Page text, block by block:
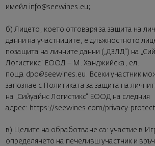
имейл info@seewines.eu ;
б) Лицето, което отговаря за защита на
данни на участниците, е длъжностното
позащита на личните данни („ДЗЛД“) на
Логистикс“ ЕООД – М. Ханджийска, ел.
поща dpo@seewines.eu . Всеки участник
запознае с Политиката за защита на
на „Сийуайнс Логистикс“ ЕООД на следния
адрес: https://seewines.com/privacy-
в) Целите на обработване са: участие в
определянето на печеливш участник и